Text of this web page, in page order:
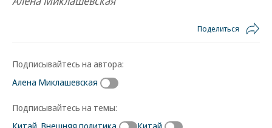
Поделиться
Подписывайтесь на автора:
Алена Миклашевская
Подписывайтесь на темы:
Китай. Внешняя политика
Китай